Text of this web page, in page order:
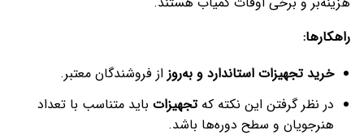
راهکارها:
خرید تجهیزات استاندارد و به‌روز از فروشندگان معتبر.
در نظر گرفتن این نکته کهتجهیزات باید متناسب با تعداد
هنرجویان و سطح دوره‌ها باشد.